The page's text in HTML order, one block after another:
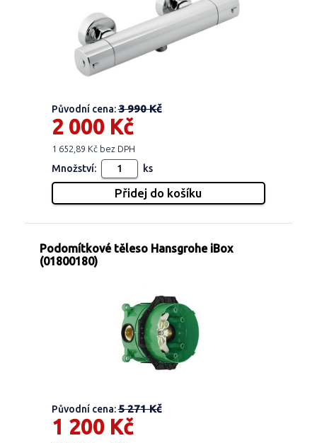
Původní cena:3 990 Kč
2 000 Kč
1 652,89 Kč bez DPH
Množství: ks
Podomítkové těleso Hansgrohe iBox
(01800180)
Původní cena:5 271 Kč
1 200 Kč